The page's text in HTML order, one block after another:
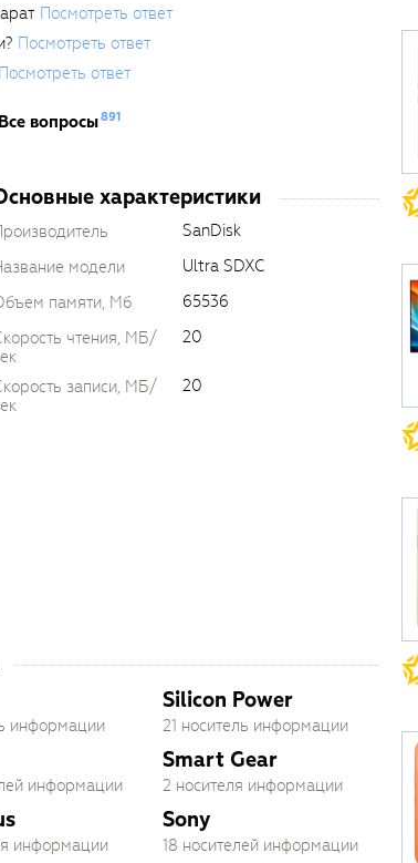
Посмотреть ответ
Посмотреть ответ
Посмотреть ответ
Все вопросы891
характеристики
SanDisk
модели
Ultra SDXC
памяти, Мб
65536
чтения, МБ/
20
записи, МБ/
20
информации
информации
информации
Silicon Power
21 носитель информации
Smart Gear
2 носителя информации
Sony
18 носителей информации